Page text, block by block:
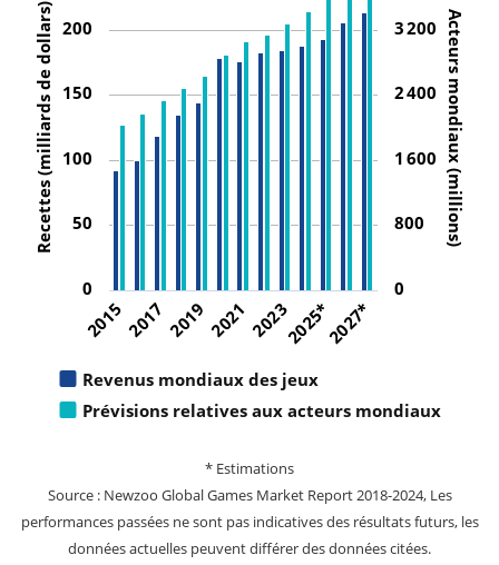
Recettes (milliards de dollars) Acteurs mondiaux (millions)
Revenus mondiaux des jeux
Prévisions relatives aux acteurs mondiaux
20152017 2019202120232025*2027*
0
50
100
150
200
0
800
1 600
2 400
3 200
* Estimations
Source : Newzoo Global Games Market Report 2018-2024, Les
performances passées ne sont pas indicatives des résultats futurs, les
données actuelles peuvent différer des données citées.